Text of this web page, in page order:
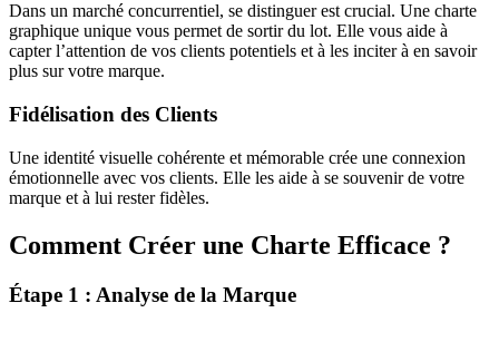
Dans un marché concurrentiel, se distinguer est crucial. Une charte
graphique unique vous permet de sortir du lot. Elle vous aide à
capter l’attention de vos clients potentiels et à les inciter à en savoir
plus sur votre marque.
Fidélisation des Clients
Une identité visuelle cohérente et mémorable crée une connexion
émotionnelle avec vos clients. Elle les aide à se souvenir de votre
marque et à lui rester fidèles.
Comment Créer une Charte Efficace ?
Étape 1 : Analyse de la Marque